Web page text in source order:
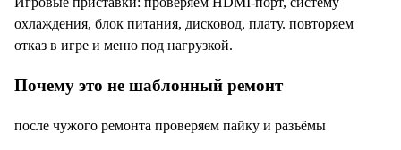
охлаждения, блок питания, дисковод, плату. повторяем
отказ в игре и меню под нагрузкой.
Почему это не шаблонный ремонт
после чужого ремонта проверяем пайку и разъёмы